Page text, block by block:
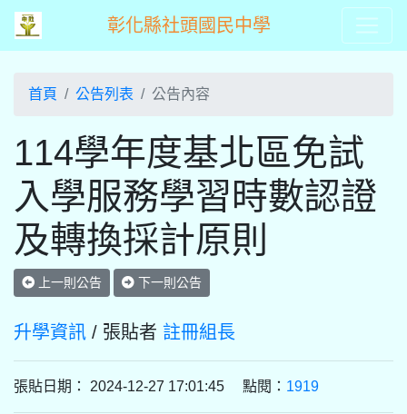
彰化縣社頭國民中學
首頁 公告列表 公告內容
114學年度基北區免試
入學服務學習時數認證
及轉換採計原則
上一則公告 下一則公告
升學資訊 / 張貼者 註冊組長
張貼日期： 2024-12-27 17:01:45 點閱： 1919